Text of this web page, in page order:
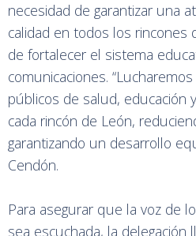
necesidad de garantizar una
calidad en todos los rincones
de fortalecer el sistema
comunicaciones.
públicos de salud, educación
cada rincón de León,
garantizando un desarrollo
Cendón.
Para asegurar que la voz de
sea escuchada, la delegación